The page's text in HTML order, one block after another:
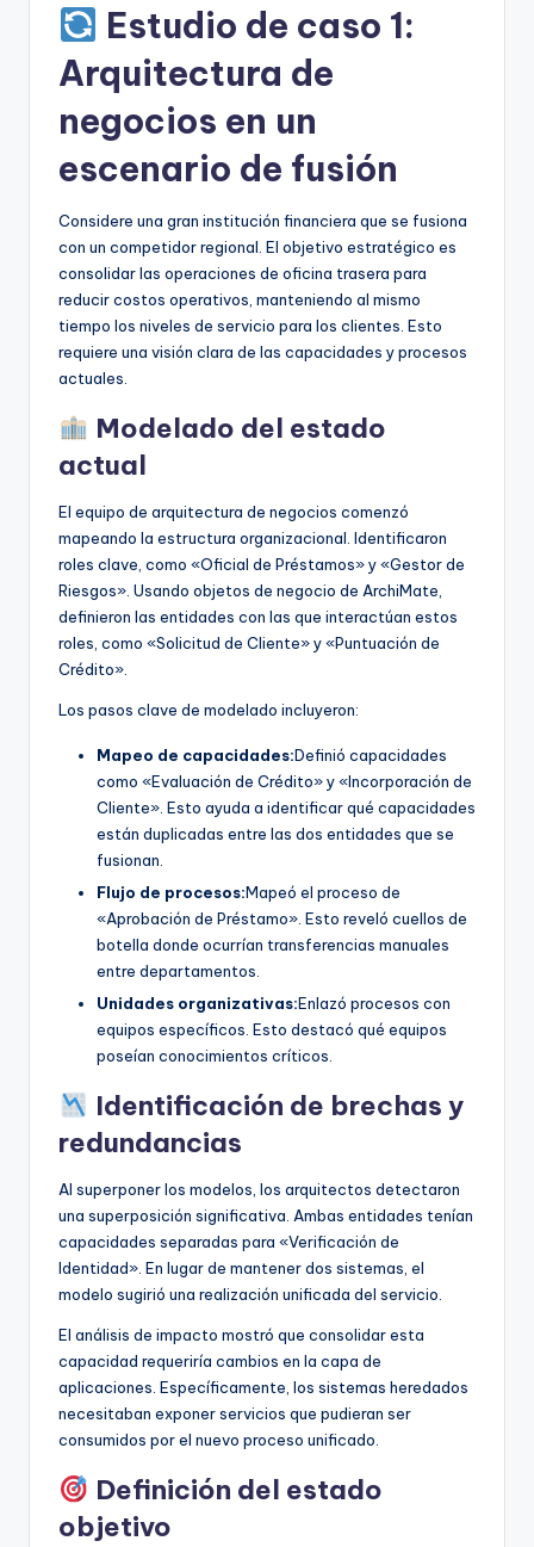
Estudio de caso 1:
Arquitectura de
negocios en un
escenario de fusión
Considere una gran institución financiera que se fusiona
con un competidor regional. El objetivo estratégico es
consolidar las operaciones de oficina trasera para
reducir costos operativos, manteniendo al mismo
tiempo los niveles de servicio para los clientes. Esto
requiere una visión clara de las capacidades y procesos
actuales.
Modelado del estado
actual
El equipo de arquitectura de negocios comenzó
mapeando la estructura organizacional. Identificaron
roles clave, como «Oficial de Préstamos» y «Gestor de
Riesgos». Usando objetos de negocio de ArchiMate,
definieron las entidades con las que interactúan estos
roles, como «Solicitud de Cliente» y «Puntuación de
Crédito».
Los pasos clave de modelado incluyeron:
Mapeo de capacidades:Definió capacidades
como «Evaluación de Crédito» y «Incorporación de
Cliente». Esto ayuda a identificar qué capacidades
están duplicadas entre las dos entidades que se
fusionan.
Flujo de procesos:Mapeó el proceso de
«Aprobación de Préstamo». Esto reveló cuellos de
botella donde ocurrían transferencias manuales
entre departamentos.
Unidades organizativas:Enlazó procesos con
equipos específicos. Esto destacó qué equipos
poseían conocimientos críticos.
Identificación de brechas y
redundancias
Al superponer los modelos, los arquitectos detectaron
una superposición significativa. Ambas entidades tenían
capacidades separadas para «Verificación de
Identidad». En lugar de mantener dos sistemas, el
modelo sugirió una realización unificada del servicio.
El análisis de impacto mostró que consolidar esta
capacidad requeriría cambios en la capa de
aplicaciones. Específicamente, los sistemas heredados
necesitaban exponer servicios que pudieran ser
consumidos por el nuevo proceso unificado.
Definición del estado
objetivo